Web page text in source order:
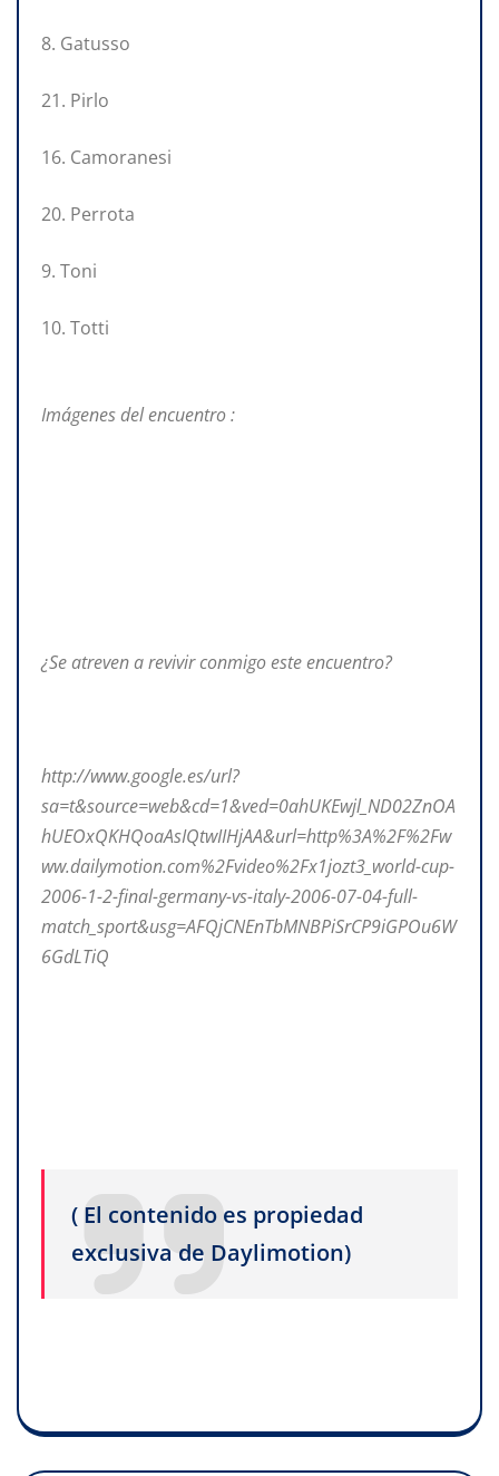
8. Gatusso
21. Pirlo
16. Camoranesi
20. Perrota
9. Toni
10. Totti
Imágenes del encuentro :
¿Se atreven a revivir conmigo este encuentro?
http://www.google.es/url?
sa=t&source=web&cd=1&ved=0ahUKEwjl_ND02ZnOA
hUEOxQKHQoaAsIQtwIIHjAA&url=http%3A%2F%2Fw
ww.dailymotion.com%2Fvideo%2Fx1jozt3_world-cup-
2006-1-2-final-germany-vs-italy-2006-07-04-full-
match_sport&usg=AFQjCNEnTbMNBPiSrCP9iGPOu6W
6GdLTiQ
( El contenido es propiedad
exclusiva de Daylimotion)